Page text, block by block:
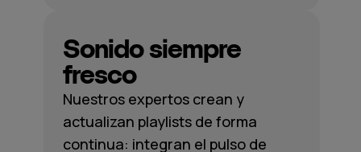
Sonido siempre
fresco
Nuestros expertos crean y
actualizan playlists de forma
continua: integran el pulso de